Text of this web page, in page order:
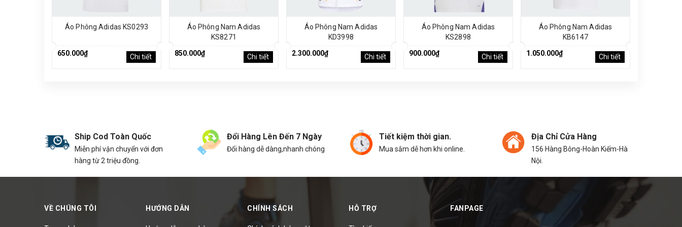
Áo Phông Adidas KS0293
650.000₫ Chi tiết
Áo Phông Nam Adidas
KS8271
850.000₫
Chi tiết
Áo Phông Nam Adidas
KD3998
2.300.000₫
Chi tiết
Áo Phông Nam Adidas
KS2898
900.000₫
Chi tiết
Áo Phông Nam Adidas
KB6147
1.050.000₫
Chi tiết
Ship Cod Toàn Quốc
Miễn phí vận chuyển với đơn
hàng từ 2 triệu đồng.
Đổi Hàng Lên Đến 7 Ngày
Đổi hàng dễ dàng,nhanh chóng
Tiết kiệm thời gian.
Mua sắm dễ hơn khi online.
Địa Chỉ Cửa Hàng
156 Hàng Bông-Hoàn Kiếm-Hà
Nội.
VỀ CHÚNG TÔI HƯỚNG DẪN CHÍNH SÁCH HỖ TRỢ FANPAGE